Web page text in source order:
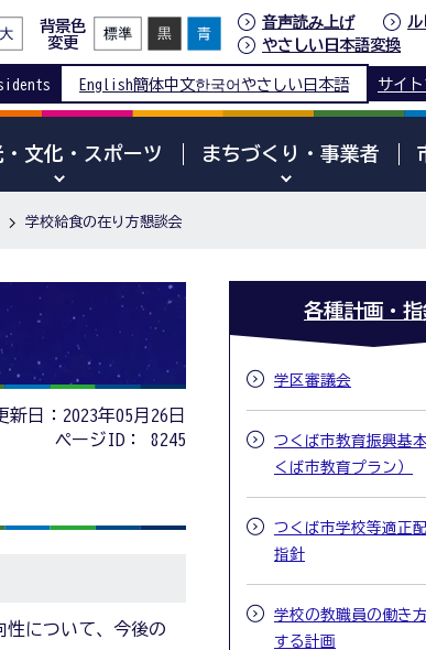
背景色
変更
音声読み上げ
ル
やさしい日本語変換
English簡体中文한국어 やさしい日本語 サイ
・文化・スポーツ まちづくり・事業者
学校給食の在り方懇談会
新日：2023年05月26日
ページID：
8245
性について、今後の
各種計画・
学区審議会
つくば市教育振興基
くば市教育プラン）
つくば市学校等適正
指針
学校の教職員の働き
する計画